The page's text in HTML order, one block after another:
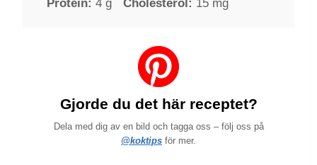
Protein: 4 g Cholesterol: 15 mg
Gjorde du det här receptet?
Dela med dig av en bild och tagga oss – följ oss på
@koktips för mer.